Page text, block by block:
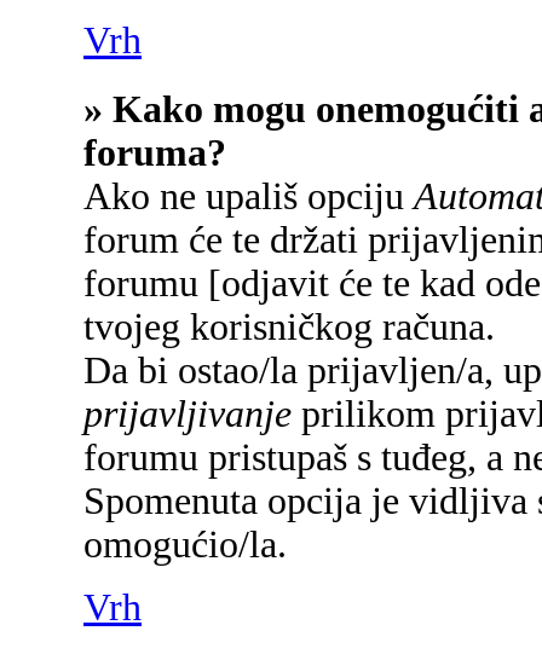
Vrh
» Kako mogu onemogućiti
foruma?
Ako ne upališ opciju
forum će te držati
forumu [odjavit će te kad
tvojeg korisničkog računa.
Da bi ostao/la prijavljen/a,
prijavljivanje prilikom
forumu pristupaš s tuđeg, a
Spomenuta opcija je
omogućio/la.
Vrh